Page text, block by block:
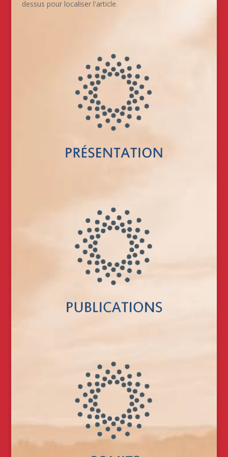
dessus pour localiser l'article.